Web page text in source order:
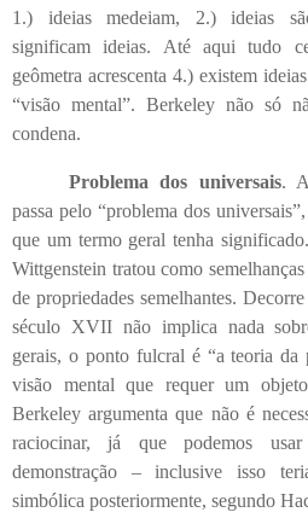
1.) ideias medeiam, 2.) ideias
significam ideias. Até aqui tudo
geômetra acrescenta 4.) existem
“visão mental”. Berkeley não só
condena.
Problema dos universais. A
passa pelo “problema dos
que um termo geral tenha
Wittgenstein tratou como
de propriedades semelhantes.
século XVII não implica nada
gerais, o ponto fulcral é “a teoria da
visão mental que requer um
Berkeley argumenta que não é
raciocinar, já que podemos
demonstração – inclusive isso
simbólica posteriormente, segundo